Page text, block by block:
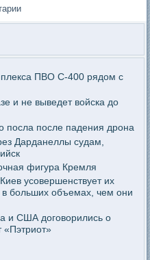
ПВО С-400 рядом с
и не выведет войска до
посла после падения дрона
Дарданеллы судам,
фигура Кремля
усовершенствует их
в больших объемах, чем они
и США договорились о
«Пэтриот»